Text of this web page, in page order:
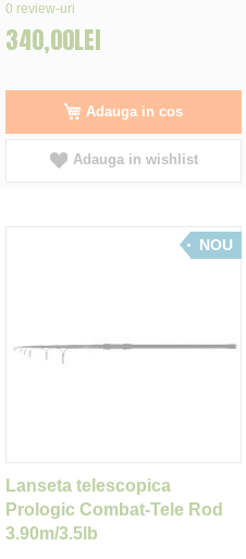
0 review-uri
340,00LEI
Adauga in cos
Adauga in wishlist
NOU
Lanseta telescopica
Prologic Combat-Tele Rod
3.90m/3.5lb